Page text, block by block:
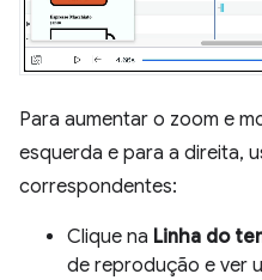
Para aumentar o zoom e
esquerda e para a direita,
correspondentes:
Clique na Linha do
de reprodução e ver